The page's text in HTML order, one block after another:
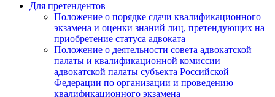
Для претендентов
Положение о порядке сдачи квалификационного
экзамена и оценки знаний лиц, претендующих на
приобретение статуса адвоката
Положение о деятельности совета адвокатской
палаты и квалификационной комиссии
адвокатской палаты субъекта Российской
Федерации по организации и проведению
квалификационного экзамена